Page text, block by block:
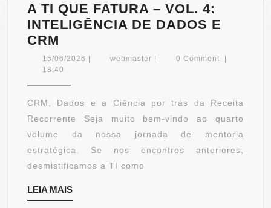
A TI QUE FATURA – VOL. 4:
INTELIGÊNCIA DE DADOS E
CRM
TI
QUE
FATURA
–
VOL.
INTELIGÊNCIA
DE
E
15/06/2026 15/06/2026
| webmaster webmaster
| 0 Comment
|
18:40
CRM, Dados e a Ciência por trás da Receita
Recorrente Seja muito bem-vindo ao quarto
volume da nossa jornada de mentoria
estratégica. Se nos encontros anteriores,
desmistificamos a TI como
LEIA MAISLEIA
MAIS